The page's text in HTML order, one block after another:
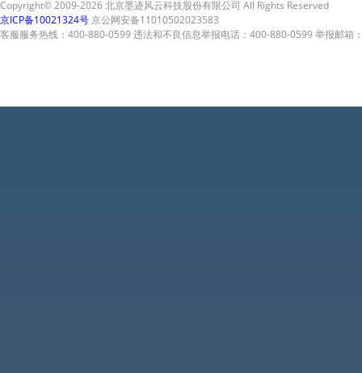
Copyright© 2009-2026 北京墨迹风云科技股份有限公司 All Rights Reserved
京ICP备10021324号京公网安备11010502023583
客服服务热线：400-880-0599 违法和不良信息举报电话：400-880-0599 举报邮箱